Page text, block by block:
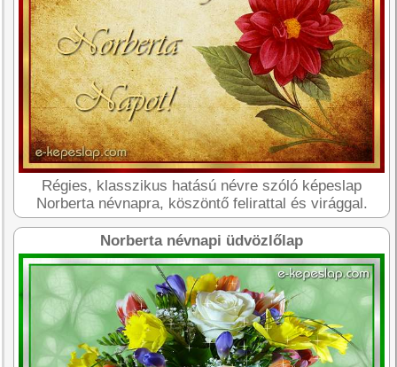
Régies, klasszikus hatású névre szóló képeslap
Norberta névnapra, köszöntő felirattal és virággal.
Norberta névnapi üdvözlőlap